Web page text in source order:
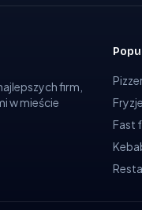
firm,
w mieście
Fast